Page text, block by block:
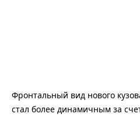
Фронтальный вид нового
стал более динамичным за